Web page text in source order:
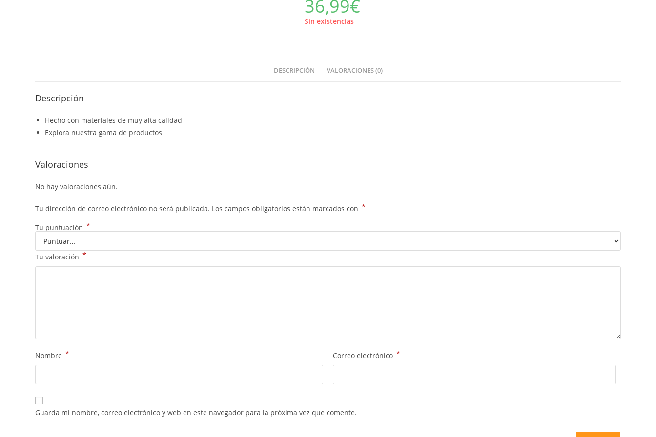
36,99€
Sin existencias
DESCRIPCIÓN VALORACIONES (0)
Descripción
Hecho con materiales de muy alta calidad
Explora nuestra gama de productos
Valoraciones
No hay valoraciones aún.
Tu dirección de correo electrónico no será publicada. Los campos obligatorios están marcados con *
Tu puntuación *
Tu valoración *
Nombre * Correo electrónico *
Guarda mi nombre, correo electrónico y web en este navegador para la próxima vez que comente.